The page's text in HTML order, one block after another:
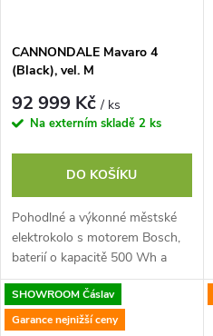
CANNONDALE Mavaro 4
(Black), vel. M
92 999 Kč/ ks
Na externím skladě 2 ks
DO KOŠÍKU
Pohodlné a výkonné městské
elektrokolo s motorem Bosch,
baterií o kapacitě 500 Wh a
5rychlostní nábojem Shimano
Nexus
SHOWROOM Čáslav
Garance nejnižší ceny